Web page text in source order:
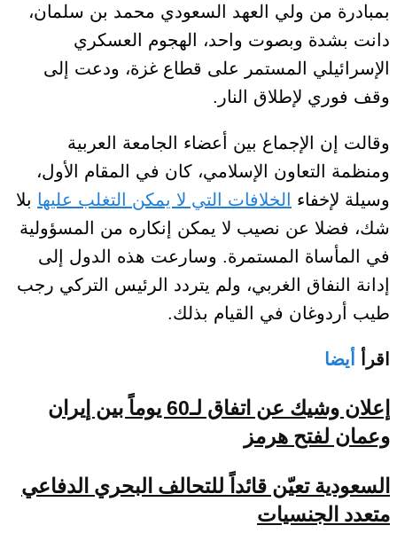
بمبادرة من ولي العهد السعودي محمد بن سلمان،
دانت بشدة وبصوت واحد، الهجوم العسكري
الإسرائيلي المستمر على قطاع غزة، ودعت إلى
وقف فوري لإطلاق النار.
وقالت إن الإجماع بين أعضاء الجامعة العربية
ومنظمة التعاون الإسلامي، كان في المقام الأول،
وسيلة لإخفاء
الخلافات التي لا يمكن التغلب عليها بلا
شك، فضلا عن نصيب لا يمكن إنكاره من المسؤولية
في المأساة المستمرة. وسارعت هذه الدول إلى
إدانة النفاق الغربي، ولم يتردد الرئيس التركي رجب
طيب أردوغان في القيام بذلك.
اقرأ أيضا
إعلان وشيك عن اتفاق لـ60 يوماً بين إيران
وعمان لفتح هرمز
السعودية تعيّن قائداً للتحالف البحري الدفاعي
متعدد الجنسيات